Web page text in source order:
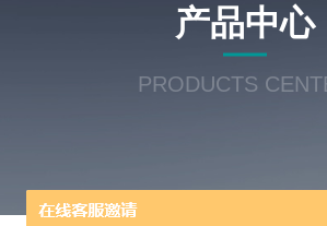
产品中心
PRODUCTS